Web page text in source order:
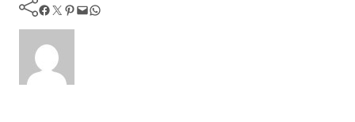
Facebook Twitter Pinterest Mail WhatsApp